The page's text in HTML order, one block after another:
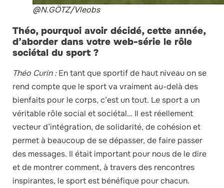
@N.GÖTZ/Vleobs
Théo, pourquoi avoir décidé, cette année,
d’aborder dans votre web-série le rôle
sociétal du sport ?
Théo Curin :En tant que sportif de haut niveau on se
rend compte que le sport va vraiment au-delà des
bienfaits pour le corps, c’est un tout. Le sport a un
véritable rôle social et sociétal… Il est réellement
vecteur d’intégration, de solidarité, de cohésion et
permet à beaucoup de se dépasser, de faire passer
des messages. Il était important pour nous de le dire
et de montrer comment, à travers des rencontres
inspirantes, le sport est bénéfique pour chacun.